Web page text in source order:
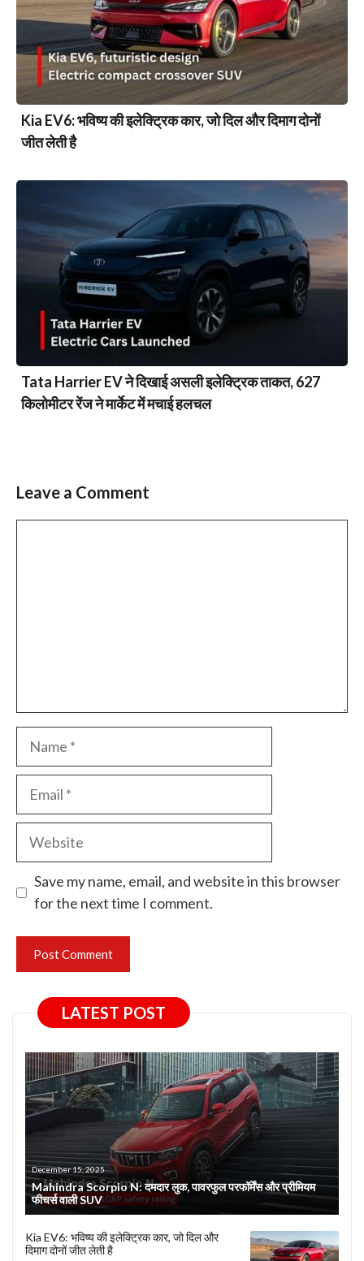
Kia EV6: भविष्य की इलेक्ट्रिक कार, जो दिल और दिमाग दोनों
जीत लेती है
Tata Harrier EV ने दिखाई असली इलेक्ट्रिक ताकत, 627
किलोमीटर रेंज ने मार्केट में मचाई हलचल
Leave a Comment
Save my name, email, and website in this browser
for the next time I comment.
LATEST POST
December 15, 2025
Mahindra Scorpio N: दमदार लुक, पावरफुल परफॉर्मेंस और प्रीमियम
फीचर्स वाली SUV
Kia EV6: भविष्य की इलेक्ट्रिक कार, जो दिल और
दिमाग दोनों जीत लेती है